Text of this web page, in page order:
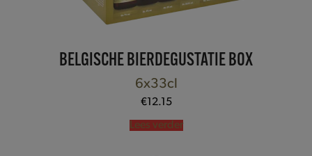
BELGISCHE BIERDEGUSTATIE BOX
6x33cl
€12.15
Lees verder